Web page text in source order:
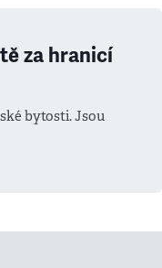
za hranicí
bytosti. Jsou